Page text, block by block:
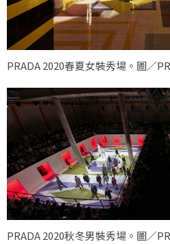
PRADA 2020春夏女裝秀場。圖／
PRADA 2020秋冬男裝秀場。圖／